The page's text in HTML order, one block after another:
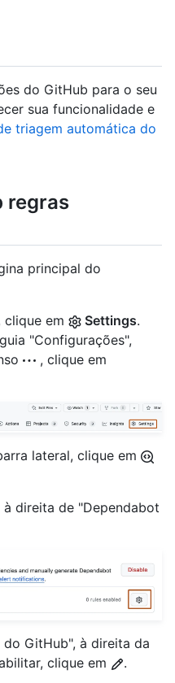
do GitHub para o seu
sua funcionalidade e
triagem automática do
regras
principal do
em
Settings.
"Configurações",
, clique em
lateral, clique em
direita de "Dependabot
GitHub", à direita da
clique em
.